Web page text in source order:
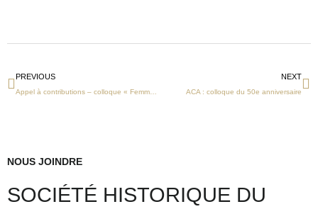
Précédent
PREVIOUS
Appel à contributions – colloque « Femmes d’histoire & Histoire des femmes »
NEXT
ACA : colloque du 50e anniversaire
NOUS JOINDRE
SOCIÉTÉ HISTORIQUE DU